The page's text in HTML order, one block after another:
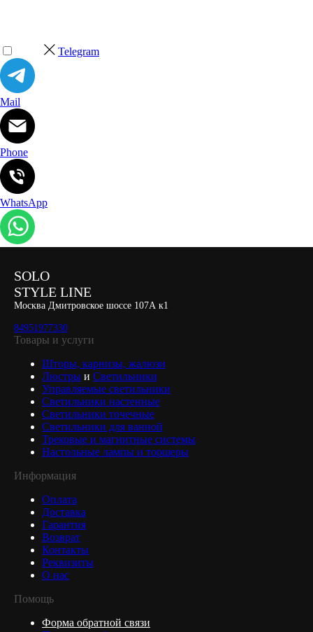
Telegram
Mail
Phone
WhatsApp
SOLO
STYLE LINE
Москва Дмитровское шоссе 107А к1
84951977330
Товары и услуги
Шторы, карнизы, жалюзи
Люстры и Светильники
Управляемые светильники
Светильники настенные
Светильники точечные
Светильники для ванной
Трековые и магнитные системы
Настольные лампы и торшеры
Информация
Оплата
Доставка
Гарантия
Возврат
Контакты
Реквизиты
О нас
Помощь
Форма обратной связи